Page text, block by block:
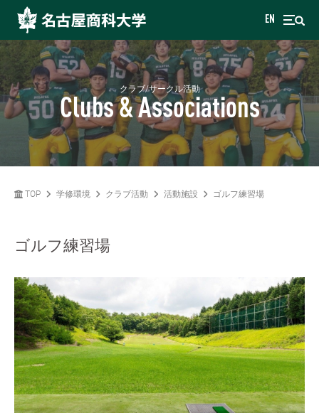
EN
クラブ/サークル活動
Clubs & Associations
TOP 学修環境 クラブ活動 活動施設 ゴルフ練習場
ゴルフ練習場